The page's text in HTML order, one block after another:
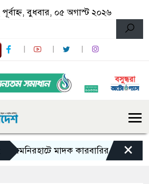
বুধবার, ০৫ অগাস্ট ২০২৬
মাদক কারবারির ১০ বছর সশ্রম
×